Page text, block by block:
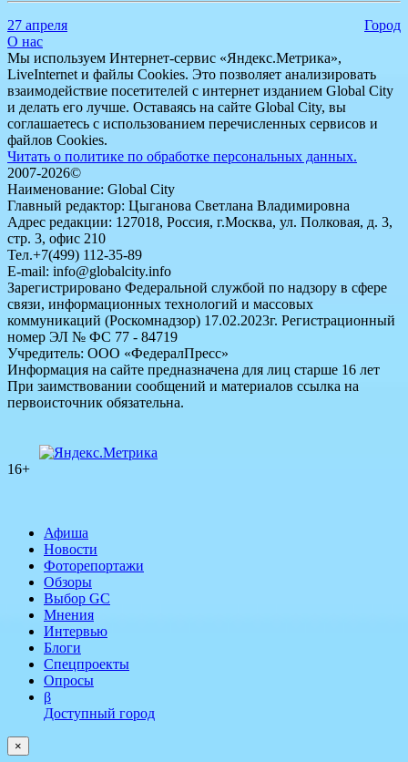
27 апреля
Город
О нас
Мы используем Интернет-сервис «Яндекс.Метрика»,
LiveInternet и файлы Cookies. Это позволяет анализировать
взаимодействие посетителей с интернет изданием Global City
и делать его лучше. Оставаясь на сайте Global City, вы
соглашаетесь с использованием перечисленных сервисов и
файлов Cookies.
Читать о политике по обработке персональных данных.
2007-2026©
Наименование: Global City
Главный редактор: Цыганова Светлана Владимировна
Адрес редакции: 127018, Россия, г.Москва, ул. Полковая, д. 3,
стр. 3, офис 210
Тел.+7(499) 112-35-89
E-mail: info@globalcity.info
Зарегистрировано Федеральной службой по надзору в сфере
связи, информационных технологий и массовых
коммуникаций (Роскомнадзор) 17.02.2023г. Регистрационный
номер ЭЛ № ФС 77 - 84719
Учредитель: ООО «ФедералПресс»
Информация на сайте предназначена для лиц старше 16 лет
При заимствовании сообщений и материалов ссылка на
первоисточник обязательна.
16+
Афиша
Новости
Фоторепортажи
Обзоры
Выбор GC
Мнения
Интервью
Блоги
Спецпроекты
Опросы
β
Доступный город
×